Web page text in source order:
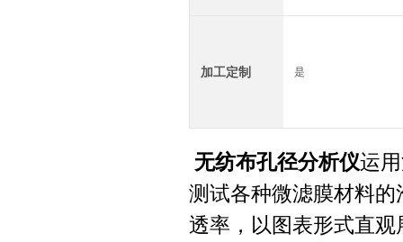
加工定制 是
无纺布孔径分析仪运
测试各种微滤膜材料
透率，以图表形式直